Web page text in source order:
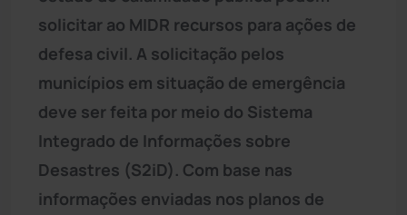
solicitar ao MIDR recursos para ações de
defesa civil. A solicitação pelos
municípios em situação de emergência
deve ser feita por meio do Sistema
Integrado de Informações sobre
Desastres (S2iD). Com base nas
informações enviadas nos planos de